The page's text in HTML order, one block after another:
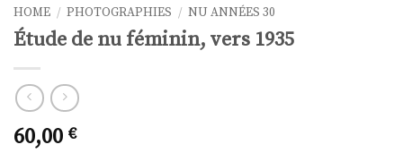
HOME / PHOTOGRAPHIES / NU ANNÉES 30
Étude de nu féminin, vers 1935
60,00 €